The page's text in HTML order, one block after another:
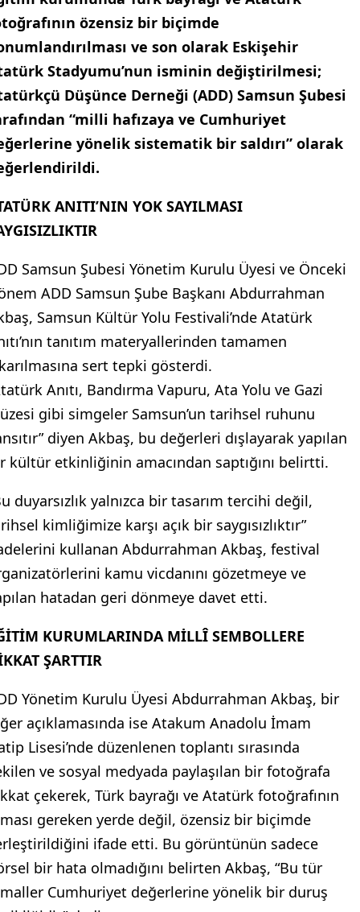
özensiz bir biçimde
ve son olarak Eskişehir
Stadyumu’nun isminin değiştirilmesi;
Düşünce Derneği (ADD) Samsun Şubesi
“milli hafızaya ve Cumhuriyet
yönelik sistematik bir saldırı” olarak
ANITI’NIN YOK SAYILMASI
Samsun Şubesi Yönetim Kurulu Üyesi ve Önceki
ADD Samsun Şube Başkanı Abdurrahman
Samsun Kültür Yolu Festivali’nde Atatürk
tanıtım materyallerinden tamamen
sert tepki gösterdi.
Anıtı, Bandırma Vapuru, Ata Yolu ve Gazi
gibi simgeler Samsun’un tarihsel ruhunu
diyen Akbaş, bu değerleri dışlayarak yapılan
kültür etkinliğinin amacından saptığını belirtti.
duyarsızlık yalnızca bir tasarım tercihi değil,
kimliğimize karşı açık bir saygısızlıktır”
kullanan Abdurrahman Akbaş, festival
kamu vicdanını gözetmeye ve
hatadan geri dönmeye davet etti.
KURUMLARINDA MİLLÎ SEMBOLLERE
ŞARTTIR
Yönetim Kurulu Üyesi Abdurrahman Akbaş, bir
açıklamasında ise Atakum Anadolu İmam
Lisesi’nde düzenlenen toplantı sırasında
ve sosyal medyada paylaşılan bir fotoğrafa
çekerek, Türk bayrağı ve Atatürk fotoğrafının
gereken yerde değil, özensiz bir biçimde
ifade etti. Bu görüntünün sadece
bir hata olmadığını belirten Akbaş, “Bu tür
Cumhuriyet değerlerine yönelik bir duruş